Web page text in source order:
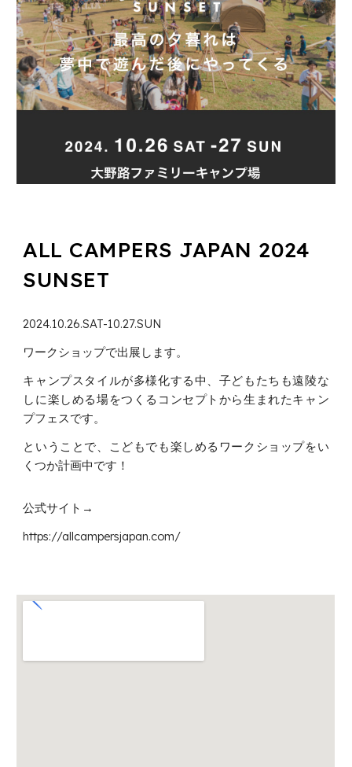
ALL CAMPERS JAPAN 2024
SUNSET
2024.10.26.SAT-10.27.SUN
ワークショップで出展します。
キャンプスタイルが多様化する中、子どもたちも遠陵な
しに楽しめる場をつくるコンセプトから生まれたキャン
プフェスです。
ということで、こどもでも楽しめるワークショップをい
くつか計画中です！
公式サイト→
https://allcampersjapan.com/